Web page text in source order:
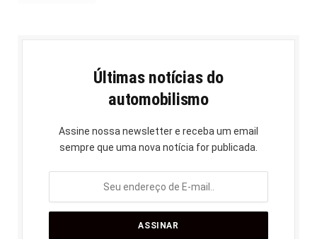
Últimas notícias do
automobilismo
Assine nossa newsletter e receba um email
sempre que uma nova notícia for publicada.